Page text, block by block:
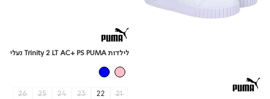
לילדות Trinity 2 LT AC+ PS PUMA נעלי
21
22
23
24
25
26